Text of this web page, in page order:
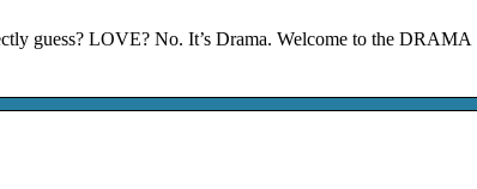
guess? LOVE? No. It’s Drama. Welcome to the DRAMA